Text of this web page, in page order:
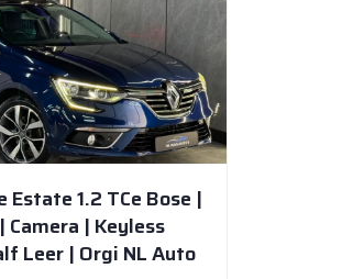
Estate 1.2 TCe Bose |
Camera | Keyless
Leer | Orgi NL Auto